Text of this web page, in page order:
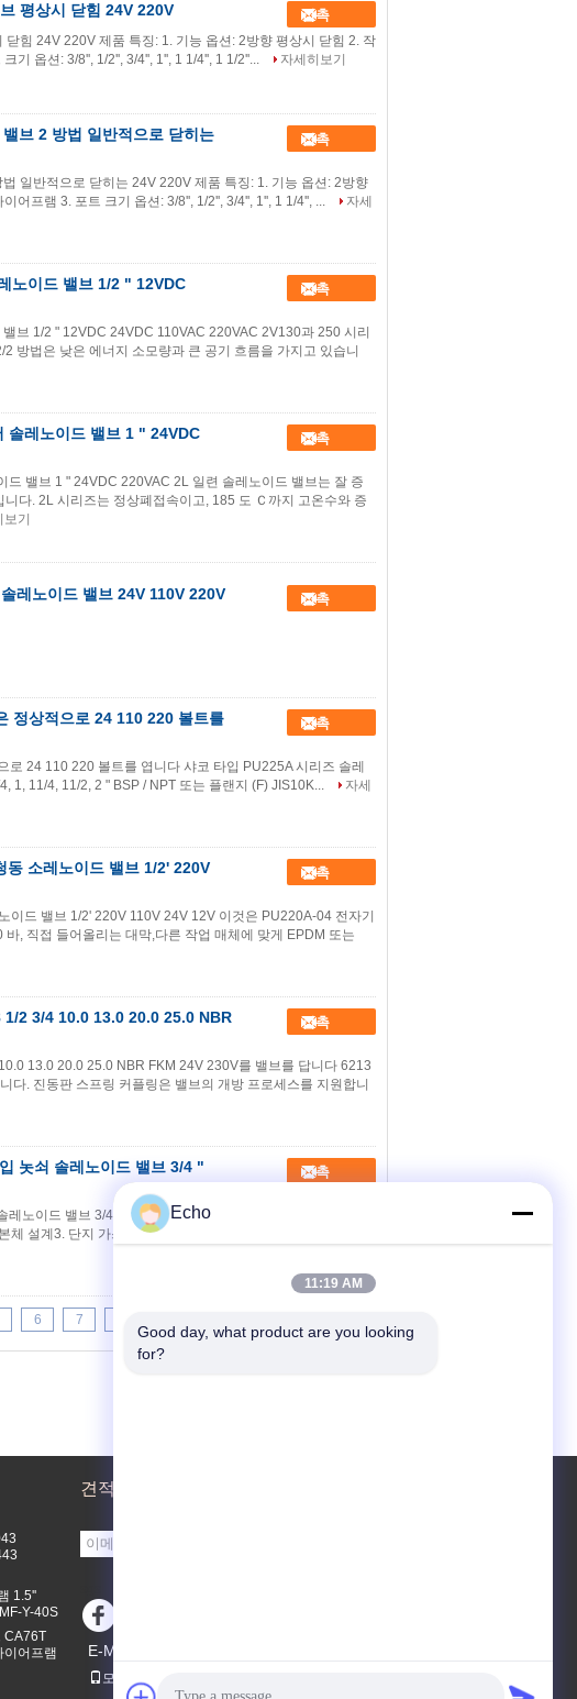
평상시 닫힘 24V 220V 접촉
힘 24V 220V 제품 특징: 1. 기능 옵션: 2방향 평상시 닫힘 2. 작
기 옵션: 3/8'', 1/2'', 3/4'', 1'', 1 1/4'', 1 1/2''...
자세히보기
브 2 방법 일반적으로 닫히는
접촉
일반적으로 닫히는 24V 220V 제품 특징: 1. 기능 옵션: 2방향
어프램 3. 포트 크기 옵션: 3/8'', 1/2'', 3/4'', 1'', 1 1/4'', ...
자세
노이드 밸브 1/2 " 12VDC
접촉
브 1/2 " 12VDC 24VDC 110VAC 220VAC 2V130과 250 시리
방법은 낮은 에너지 소모량과 큰 공기 흐름을 가지고 있습니
솔레노이드 밸브 1 " 24VDC
접촉
밸브 1 " 24VDC 220VAC 2L 일련 솔레노이드 밸브는 잘 증
다. 2L 시리즈는 정상폐접속이고, 185 도 Ｃ까지 고온수와 증
기
레노이드 밸브 24V 110V 220V
접촉
정상적으로 24 110 220 볼트를
접촉
로 24 110 220 볼트를 엽니다 샤코 타입 PU225A 시리즈 솔레
1, 11/4, 11/2, 2 " BSP / NPT 또는 플랜지 (F) JIS10K...
자세
동 소레노이드 밸브 1/2' 220V
접촉
이드 밸브 1/2' 220V 110V 24V 12V 이것은 PU220A-04 전자기
, 직접 들어올리는 대막,다른 작업 매체에 맞게 EPDM 또는
1/2 3/4 10.0 13.0 20.0 25.0 NBR
접촉
13.0 20.0 25.0 NBR FKM 24V 230V를 밸브를 답니다 6213
다. 진동판 스프링 커플링은 밸브의 개방 프로세스를 지원합니
놋쇠 솔레노이드 밸브 3/4 "
접촉
노이드 밸브 3/4 " 220V AC MN1H 솔레노이드 밸브 특징 :1.
설계3. 단지 가스성 매체를 위해 사용될 수 있습니다4. 조정
6 7
1.5''
Y-40S
CA76T
어프램
견적 요청
E-Mail
모바일 사이트
Echo
11:19 AM
Good day, what product are you looking
for?